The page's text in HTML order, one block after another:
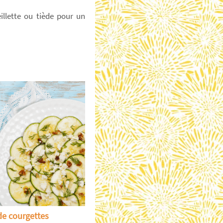
ou tiède pour un
courgettes